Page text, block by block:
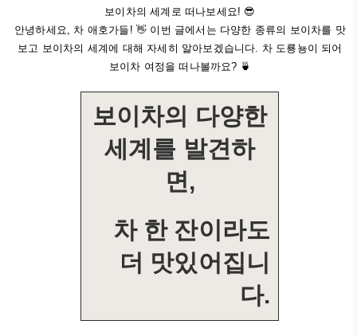
보이차의 세계로 떠나보세요! 😎
안녕하세요, 차 애호가들! 👋 이번 글에서는 다양한 종류의 보이차를 맛
보고 보이차의 세계에 대해 자세히 알아보겠습니다. 차 도룡뇽이 되어
보이차 여정을 떠나볼까요? 🍵
보이차의 다양한
세계를 발견하
면,
차 한 잔이라도
더 맛있어집니
다.